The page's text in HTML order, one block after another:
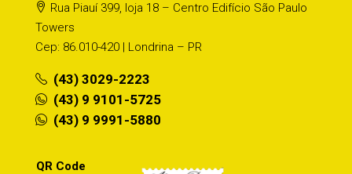
Rua Piauí 399, loja 18 – Centro Edifício São Paulo
Towers
Cep: 86.010-420 | Londrina – PR
(43) 3029-2223
(43) 9 9101-5725
(43) 9 9991-5880
QR Code